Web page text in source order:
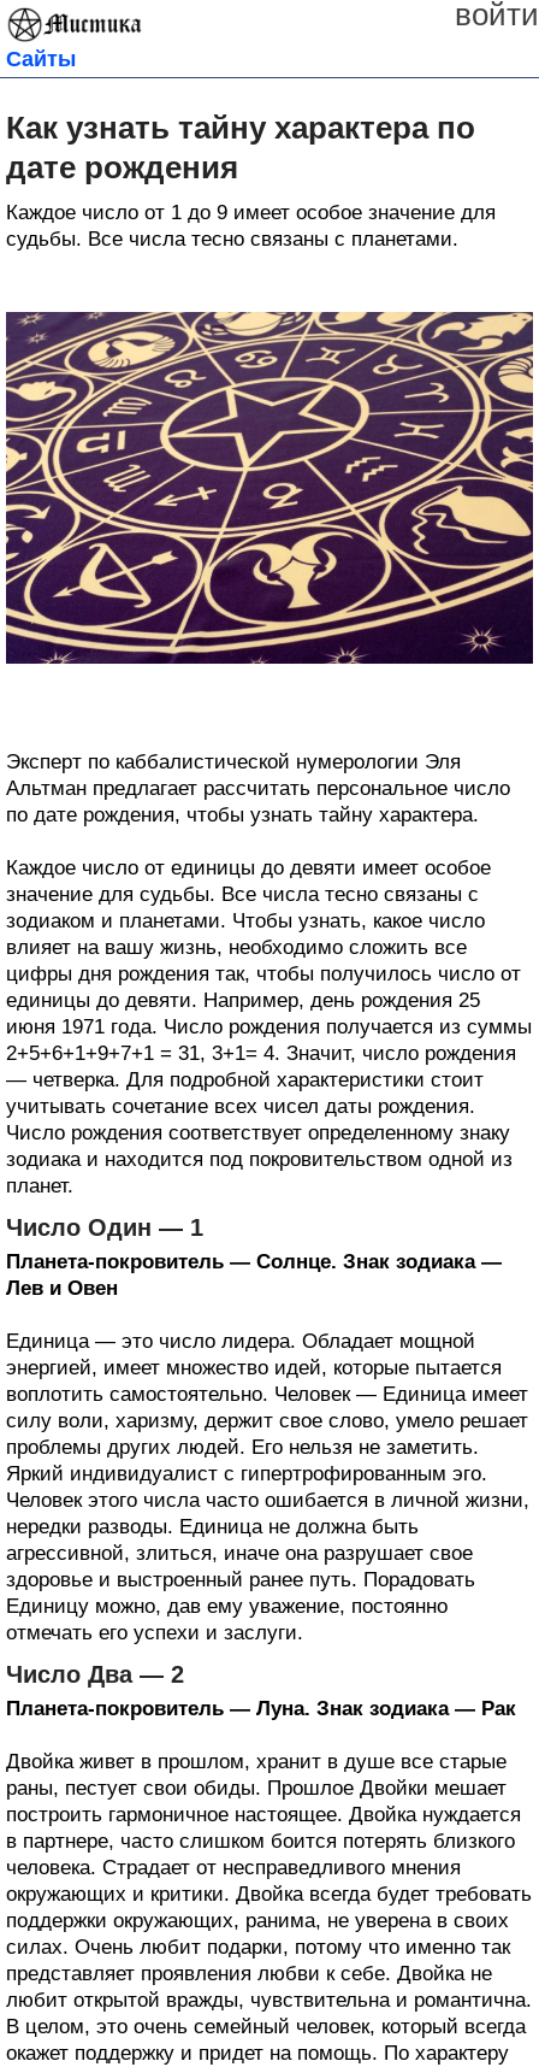
войти
Сайты
Как узнать тайну характера по
дате рождения
Каждое число от 1 до 9 имеет особое значение для
судьбы. Все числа тесно связаны с планетами.
Эксперт по каббалистической нумерологии Эля
Альтман предлагает рассчитать персональное число
по дате рождения, чтобы узнать тайну характера.
Каждое число от единицы до девяти имеет особое
значение для судьбы. Все числа тесно связаны с
зодиаком и планетами. Чтобы узнать, какое число
влияет на вашу жизнь, необходимо сложить все
цифры дня рождения так, чтобы получилось число от
единицы до девяти. Например, день рождения 25
июня 1971 года. Число рождения получается из суммы
2+5+6+1+9+7+1 = 31, 3+1= 4. Значит, число рождения
— четверка. Для подробной характеристики стоит
учитывать сочетание всех чисел даты рождения.
Число рождения соответствует определенному знаку
зодиака и находится под покровительством одной из
планет.
Число Один — 1
Планета-покровитель — Солнце. Знак зодиака —
Лев и Овен
Единица — это число лидера. Обладает мощной
энергией, имеет множество идей, которые пытается
воплотить самостоятельно. Человек — Единица имеет
силу воли, харизму, держит свое слово, умело решает
проблемы других людей. Его нельзя не заметить.
Яркий индивидуалист с гипертрофированным эго.
Человек этого числа часто ошибается в личной жизни,
нередки разводы. Единица не должна быть
агрессивной, злиться, иначе она разрушает свое
здоровье и выстроенный ранее путь. Порадовать
Единицу можно, дав ему уважение, постоянно
отмечать его успехи и заслуги.
Число Два — 2
Планета-покровитель — Луна. Знак зодиака — Рак
Двойка живет в прошлом, хранит в душе все старые
раны, пестует свои обиды. Прошлое Двойки мешает
построить гармоничное настоящее. Двойка нуждается
в партнере, часто слишком боится потерять близкого
человека. Страдает от несправедливого мнения
окружающих и критики. Двойка всегда будет требовать
поддержки окружающих, ранима, не уверена в своих
силах. Очень любит подарки, потому что именно так
представляет проявления любви к себе. Двойка не
любит открытой вражды, чувствительна и романтична.
В целом, это очень семейный человек, который всегда
окажет поддержку и придет на помощь. По характеру